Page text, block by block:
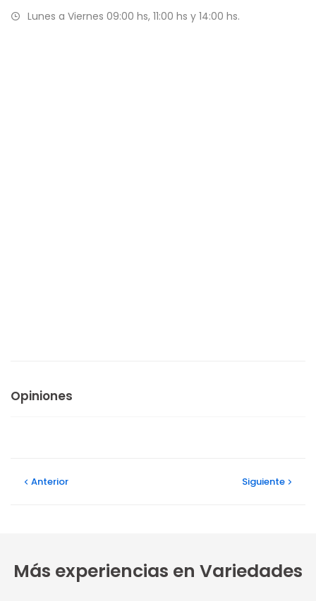
Lunes a Viernes 09:00 hs, 11:00 hs y 14:00 hs.
Opiniones
Anterior Siguiente
Más experiencias en Variedades